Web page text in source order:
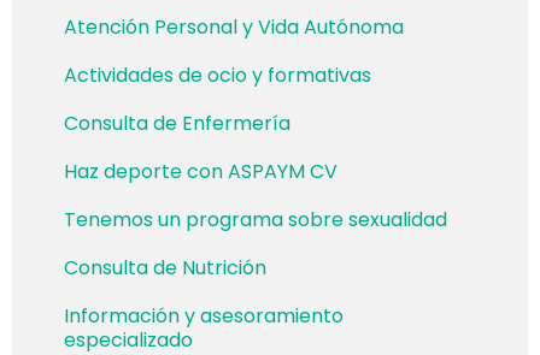
Atención Personal y Vida Autónoma
Actividades de ocio y formativas
Consulta de Enfermería
Haz deporte con ASPAYM CV
Tenemos un programa sobre sexualidad
Consulta de Nutrición
Información y asesoramiento
especializado